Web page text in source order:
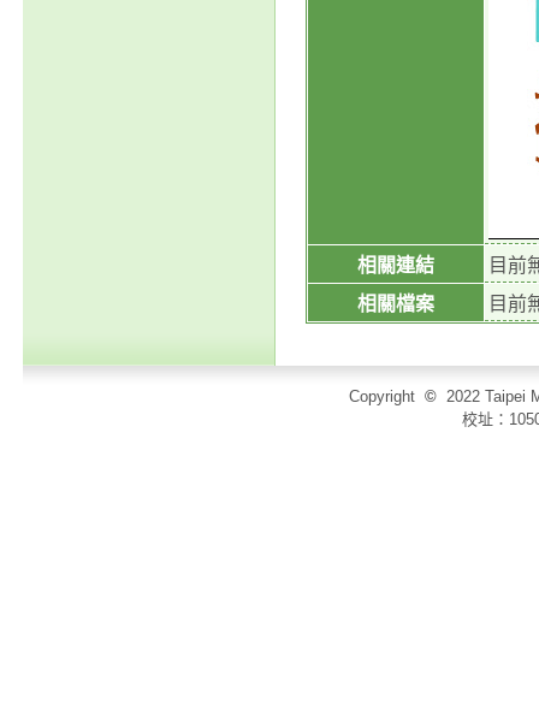
相關連結
目前
相關檔案
目前
Copyright © 2022 Taipei
校址：